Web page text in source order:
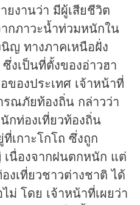
ยงานว่า มีผู้เสียชีวิต
กภาวะน้ำท่วมหนักใน
ญ ทางภาคเหนือฝั่ง
งเป็นที่ตั้งของอ่าวฮา
ของประเทศ เจ้าหน้าที่
รณภัยท้องถิ่น กล่าวว่า
กท่องเที่ยวท้องถิ่น
เกาะโกโถ ซึ่งถูก
นื่องจากฝนตกหนัก แต่
งเที่ยวชาวต่างชาติ ได้
โดย เจ้าหน้าที่เผยว่า